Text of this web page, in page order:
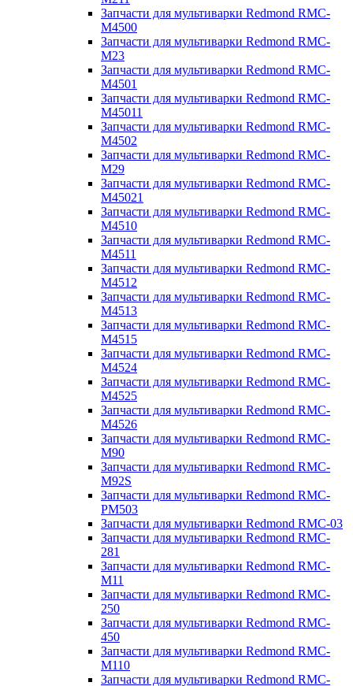
Запчасти для мультиварки Redmond RMC-
M4500
Запчасти для мультиварки Redmond RMC-
M23
Запчасти для мультиварки Redmond RMC-
M4501
Запчасти для мультиварки Redmond RMC-
M45011
Запчасти для мультиварки Redmond RMC-
M4502
Запчасти для мультиварки Redmond RMC-
M29
Запчасти для мультиварки Redmond RMC-
M45021
Запчасти для мультиварки Redmond RMC-
M4510
Запчасти для мультиварки Redmond RMC-
M4511
Запчасти для мультиварки Redmond RMC-
M4512
Запчасти для мультиварки Redmond RMC-
M4513
Запчасти для мультиварки Redmond RMC-
M4515
Запчасти для мультиварки Redmond RMC-
M4524
Запчасти для мультиварки Redmond RMC-
M4525
Запчасти для мультиварки Redmond RMC-
M4526
Запчасти для мультиварки Redmond RMC-
M90
Запчасти для мультиварки Redmond RMC-
M92S
Запчасти для мультиварки Redmond RMC-
PM503
Запчасти для мультиварки Redmond RMC-03
Запчасти для мультиварки Redmond RMC-
281
Запчасти для мультиварки Redmond RMC-
M11
Запчасти для мультиварки Redmond RMC-
250
Запчасти для мультиварки Redmond RMC-
450
Запчасти для мультиварки Redmond RMC-
M110
Запчасти для мультиварки Redmond RMC-